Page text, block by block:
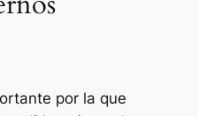
por la que